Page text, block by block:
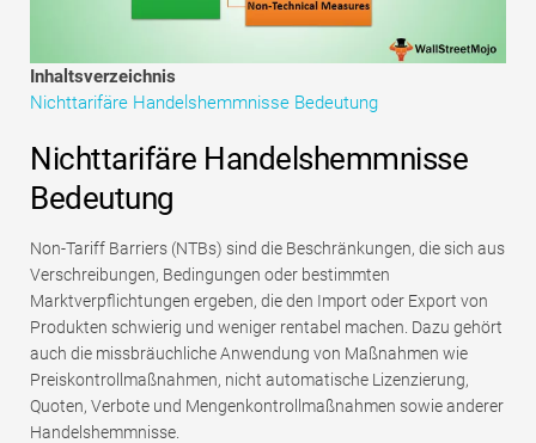
Tutorials zur Finanzmodellierung
Vollständige Form
Inhaltsverzeichnis
Nichttarifäre Handelshemmnisse Bedeutung
Nichttarifäre Handelshemmnisse
Bedeutung
Non-Tariff Barriers (NTBs) sind die Beschränkungen, die sich aus
Verschreibungen, Bedingungen oder bestimmten
Marktverpflichtungen ergeben, die den Import oder Export von
Produkten schwierig und weniger rentabel machen. Dazu gehört
auch die missbräuchliche Anwendung von Maßnahmen wie
Preiskontrollmaßnahmen, nicht automatische Lizenzierung,
Quoten, Verbote und Mengenkontrollmaßnahmen sowie anderer
Handelshemmnisse.